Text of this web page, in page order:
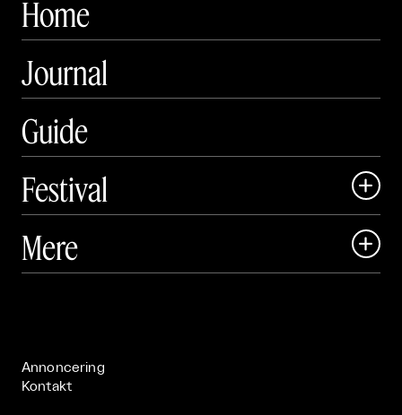
Home
Journal
Guide
Festival

 Art Matter Festival
Mere 
Annoncering
Kontakt